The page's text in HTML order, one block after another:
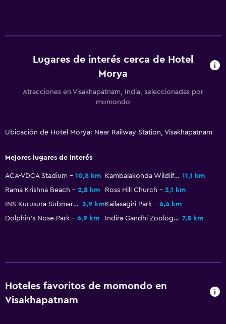
Lugares de interés cerca de Hotel
Morya
Atracciones en Visakhapatnam, India, seleccionadas por
momondo
Ubicación de Hotel Morya: Near Railway Station, Visakhapatnam
Mejores lugares de interés
ACA-VDCA Stadium 10,8 km Kambalakonda Wildlife Sanctuary 11,1 km
Rama Krishna Beach
2,8 km Ross Hill Church
3,1 km
INS Kurusura Submarine Museum 3,9 kmKailasagiri Park
6,4 km
Dolphin's Nose Park
6,9 km Indira Gandhi Zoological Park 7,8 km
Hoteles favoritos de momondo en
Visakhapatnam